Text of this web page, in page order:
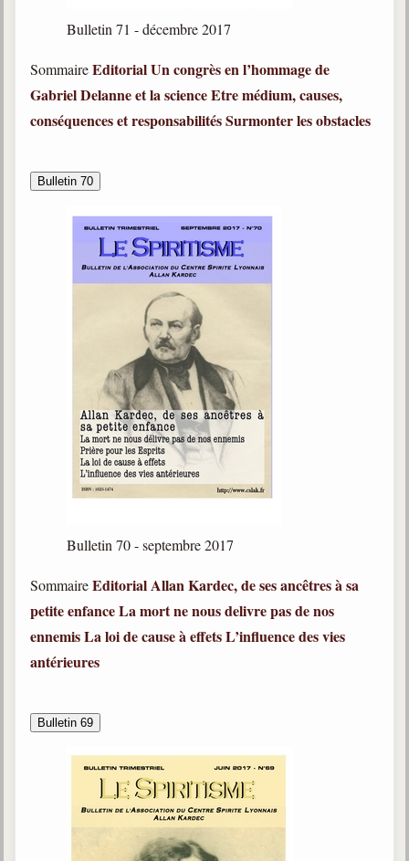
Bulletin 71 - décembre 2017
SommaireEditorialUn congrès en l’hommage de
Gabriel Delanne et la scienceEtre médium, causes,
conséquences et responsabilitésSurmonter les obstacles
Bulletin 70
Bulletin 70 - septembre 2017
SommaireEditorialAllan Kardec, de ses ancêtres à sa
petite enfanceLa mort ne nous delivre pas de nos
ennemisLa loi de cause à effetsL’influence des vies
antérieures
Bulletin 69